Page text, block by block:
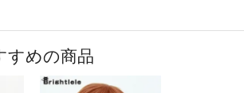
すめの商品